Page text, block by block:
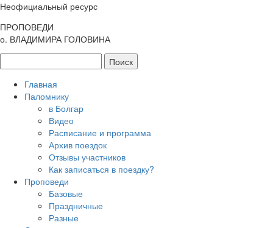
Неофициальный ресурс
ПРОПОВЕДИ
о. ВЛАДИМИРА ГОЛОВИНА
Главная
Паломнику
в Болгар
Видео
Расписание и программа
Архив поездок
Отзывы участников
Как записаться в поездку?
Проповеди
Базовые
Праздничные
Разные